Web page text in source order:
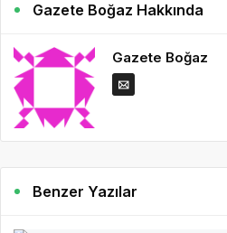
Gazete Boğaz Hakkında
Gazete Boğaz
Benzer Yazılar